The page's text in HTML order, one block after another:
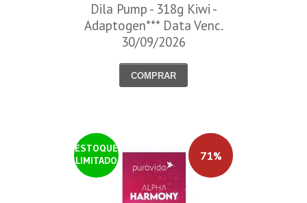
Dila Pump - 318g Kiwi -
Adaptogen*** Data Venc.
30/09/2026
COMPRAR
ESTOQUE
LIMITADO
71%